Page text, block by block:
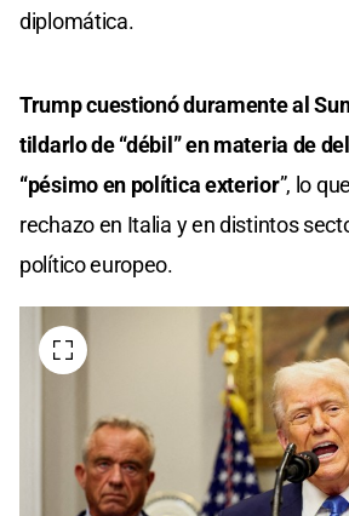
diplomática.
Trump cuestionó duramente al
tildarlo de “débil” en materia de
“pésimo en política exterior”, lo
rechazo en Italia y en distintos
político europeo.